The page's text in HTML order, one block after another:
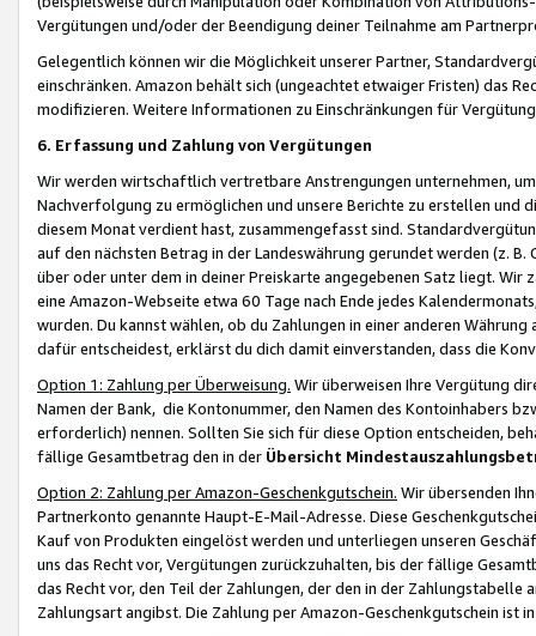
Vergütungen und/oder der Beendigung deiner Teilnahme am
Gelegentlich können wir die Möglichkeit unserer Partner,
einschränken. Amazon behält sich (ungeachtet etwaiger Fristen) das
modifizieren. Weitere Informationen zu Einschränkungen für
6. Erfassung und Zahlung von Vergütungen
Wir werden wirtschaftlich vertretbare Anstrengungen unternehmen,
Nachverfolgung zu ermöglichen und unsere Berichte zu erstellen und
diesem Monat verdient hast, zusammengefasst sind.
auf den nächsten Betrag in der Landeswährung gerundet werden (z.
über oder unter dem in deiner Preiskarte angegebenen Satz liegt.
eine Amazon-Webseite etwa 60 Tage nach Ende jedes
wurden. Du kannst wählen, ob du Zahlungen in einer anderen
dafür entscheidest, erklärst du dich damit einverstanden, dass die
Option 1: Zahlung per Überweisung. Wir überweisen Ihre Vergütung
Namen der Bank, die Kontonummer, den Namen des Kontoinhabers
erforderlich) nennen. Sollten Sie sich für diese Option entscheiden,
fällige Gesamtbetrag den in der Übersicht
Option 2: Zahlung per Amazon-Geschenkgutschein. Wir übersenden
Partnerkonto genannte Haupt-E-Mail-Adresse. Diese
Kauf von Produkten eingelöst werden und unterliegen unseren
uns das Recht vor, Vergütungen zurückzuhalten, bis der fällige
das Recht vor, den Teil der Zahlungen, der den in der
Zahlungsart angibst. Die Zahlung per Amazon-Geschenkgutschein ist